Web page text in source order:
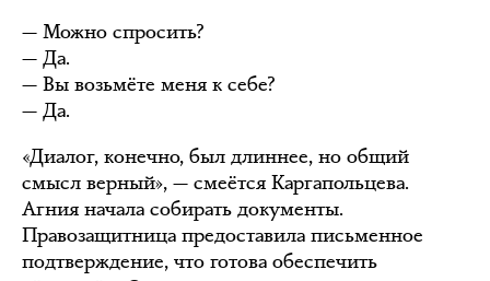
— Можно спросить?
— Да.
— Вы возьмёте меня к себе?
— Да.
«Диалог, конечно, был длиннее, но общий
смысл верный», — смеётся Каргапольцева.
Агния начала собирать документы.
Правозащитница предоставила письменное
подтверждение, что готова обеспечить